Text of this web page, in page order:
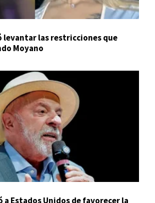
levantar las restricciones que
Moyano
a Estados Unidos de favorecer la